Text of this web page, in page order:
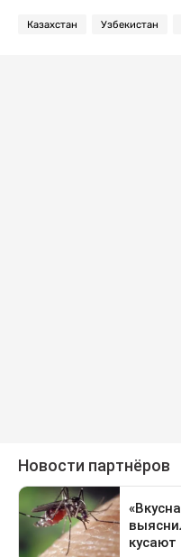
Казахстан Узбекистан